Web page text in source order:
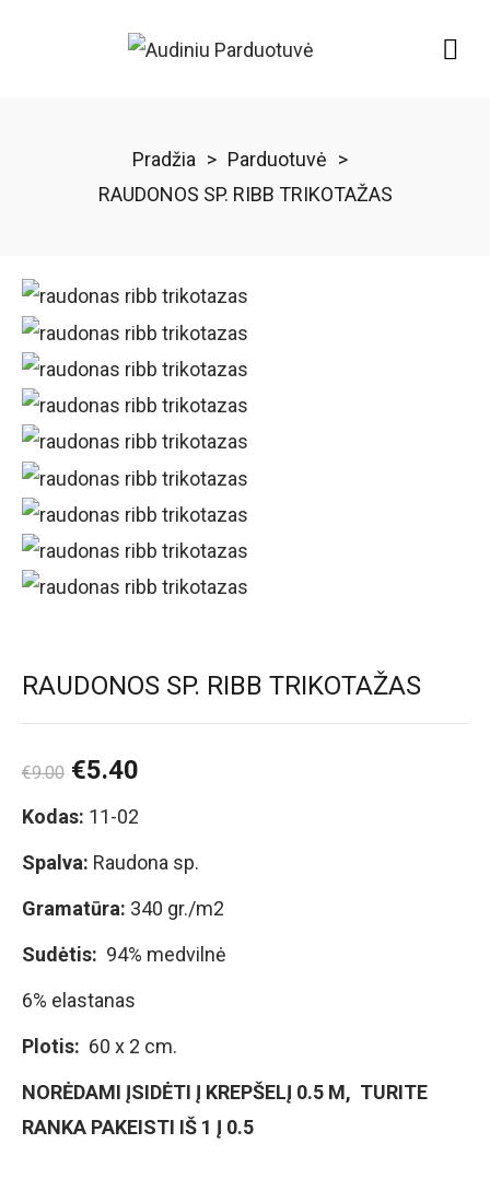
Pradžia > Parduotuvė >
RAUDONOS SP. RIBB TRIKOTAŽAS
RAUDONOS SP. RIBB TRIKOTAŽAS
€9.00 €5.40
Kodas: 11-02
Spalva: Raudona sp.
Gramatūra: 340 gr./m2
Sudėtis: 94% medvilnė
6% elastanas
Plotis: 60 x 2 cm.
NORĖDAMI ĮSIDĖTI Į KREPŠELĮ 0.5 M, TURITE
RANKA PAKEISTI IŠ 1 Į 0.5